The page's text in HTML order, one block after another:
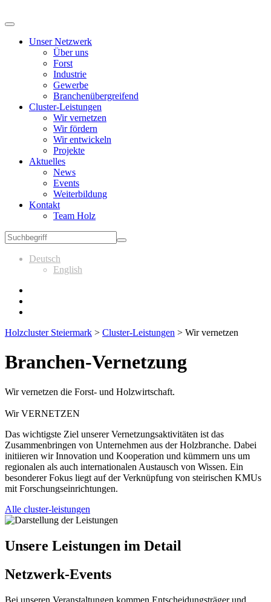
Unser Netzwerk
Über uns
Forst
Industrie
Gewerbe
Branchenübergreifend
Cluster-Leistungen
Wir vernetzen
Wir fördern
Wir entwickeln
Projekte
Aktuelles
News
Events
Weiterbildung
Kontakt
Team Holz
Deutsch
English
Holzcluster Steiermark > Cluster-Leistungen > Wir vernetzen
Branchen-Vernetzung
Wir vernetzen die Forst- und Holzwirtschaft.
Wir VERNETZEN
Das wichtigste Ziel unserer Vernetzungsaktivitäten ist das
Zusammenbringen von Unternehmen aus der Holzbranche. Dabei
initiieren wir Innovation und Kooperation und kümmern uns um
regionalen als auch internationalen Austausch von Wissen. Ein
besonderer Fokus liegt auf der Verknüpfung von steirischen KMUs
mit Forschungseinrichtungen.
Alle cluster-leistungen
Unsere Leistungen im Detail
Netzwerk-Events
Bei unseren Veranstaltungen kommen Entscheidungsträger und